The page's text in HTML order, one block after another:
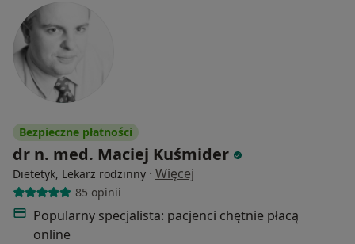
Bezpieczne płatności
dr n. med. Maciej Kuśmider
Dietetyk, Lekarz rodzinny · Więcej
85 opinii
Popularny specjalista: pacjenci chętnie płacą
online